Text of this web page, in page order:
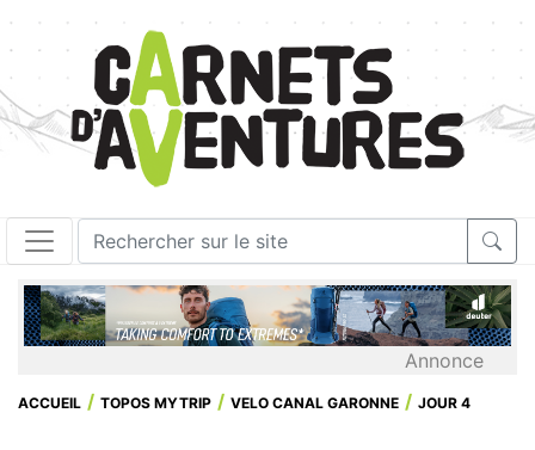
Annonce
ACCUEIL TOPOS MYTRIP VELO CANAL GARONNE JOUR 4